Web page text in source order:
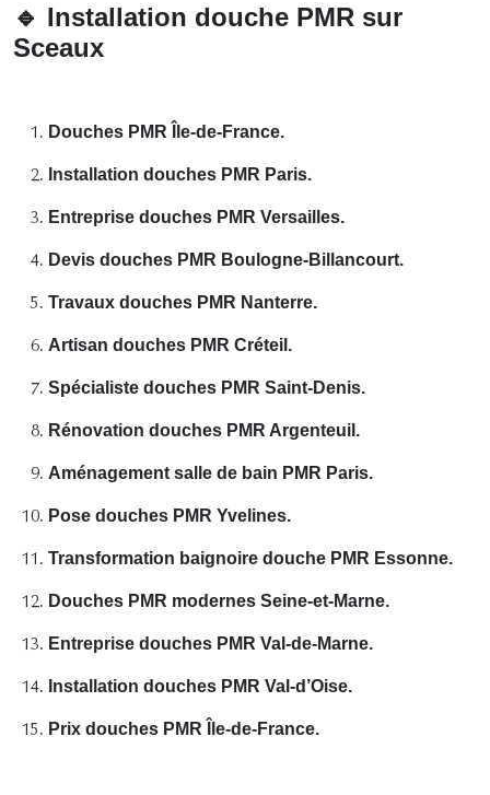
🔹 Installation douche PMR sur
Sceaux
Douches PMR Île-de-France.
Installation douches PMR Paris.
Entreprise douches PMR Versailles.
Devis douches PMR Boulogne-Billancourt.
Travaux douches PMR Nanterre.
Artisan douches PMR Créteil.
Spécialiste douches PMR Saint-Denis.
Rénovation douches PMR Argenteuil.
Aménagement salle de bain PMR Paris.
Pose douches PMR Yvelines.
Transformation baignoire douche PMR Essonne.
Douches PMR modernes Seine-et-Marne.
Entreprise douches PMR Val-de-Marne.
Installation douches PMR Val-d’Oise.
Prix douches PMR Île-de-France.